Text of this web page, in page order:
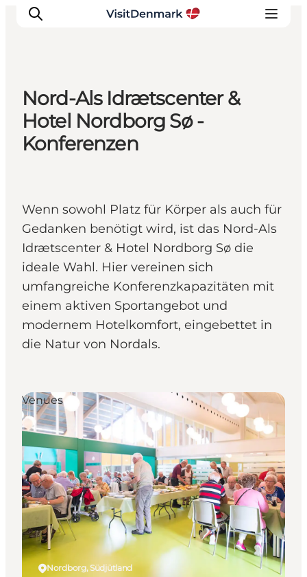
Inspiration
Regionen
Erlebnisse
Nord-Als Idrætscenter &
Hotel Nordborg Sø -
Konferenzen
Wenn sowohl Platz für Körper als auch für
Gedanken benötigt wird, ist das Nord-Als
Idrætscenter & Hotel Nordborg Sø die
ideale Wahl. Hier vereinen sich
umfangreiche Konferenzkapazitäten mit
einem aktiven Sportangebot und
modernem Hotelkomfort, eingebettet in
die Natur von Nordals.
Nordborg, Südjütland
Venues